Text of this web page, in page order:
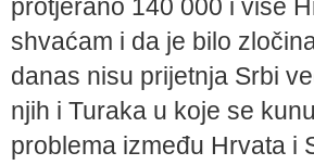
protjerano 140 000 i više
shvaćam i da je bilo
danas nisu prijetnja Srbi
njih i Turaka u koje se
problema između Hrvata i